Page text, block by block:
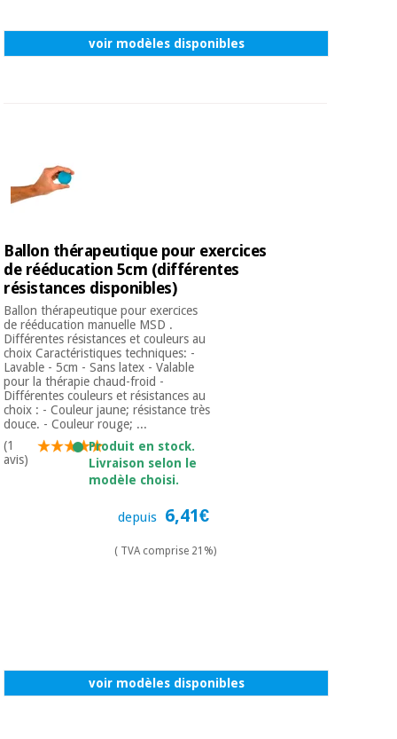
voir modèles disponibles
Ballon thérapeutique pour exercices
de rééducation 5cm (différentes
résistances disponibles)
Ballon thérapeutique pour exercices
de rééducation manuelle MSD .
Différentes résistances et couleurs au
choix Caractéristiques techniques: -
Lavable - 5cm - Sans latex - Valable
pour la thérapie chaud-froid -
Différentes couleurs et résistances au
choix : - Couleur jaune; résistance très
douce. - Couleur rouge; ...
(1
avis)
Produit en stock.
Livraison selon le
modèle choisi.
depuis 6,41€
( TVA comprise 21%)
voir modèles disponibles